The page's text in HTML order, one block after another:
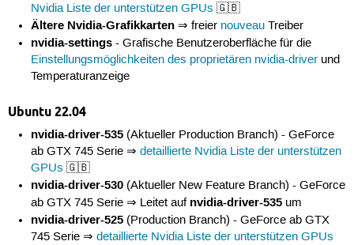
Nvidia Liste der unterstützen GPUs 🇬🇧
Ältere Nvidia-Grafikkarten ⇒ freier nouveau Treiber
nvidia-settings - Grafische Benutzeroberfläche für die
Einstellungsmöglichkeiten des proprietären nvidia-driver und
Temperaturanzeige
Ubuntu 22.04
nvidia-driver-535 (Aktueller Production Branch) - GeForce
ab GTX 745 Serie ⇒detaillierte Nvidia Liste der unterstützen
GPUs 🇬🇧
nvidia-driver-530 (Aktueller New Feature Branch) - GeForce
ab GTX 745 Serie ⇒ Leitet auf nvidia-driver-535 um
nvidia-driver-525 (Production Branch) - GeForce ab GTX
745 Serie ⇒detaillierte Nvidia Liste der unterstützen GPUs